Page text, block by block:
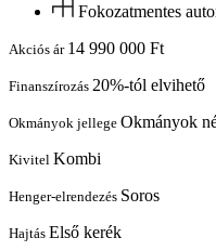
Fokozatmentes
Akciós ár 14 990 000 Ft
Finanszírozás 20%-tól elvihető
Okmányok jellege Okmányok
Kivitel Kombi
Henger-elrendezés Soros
Hajtás Első kerék